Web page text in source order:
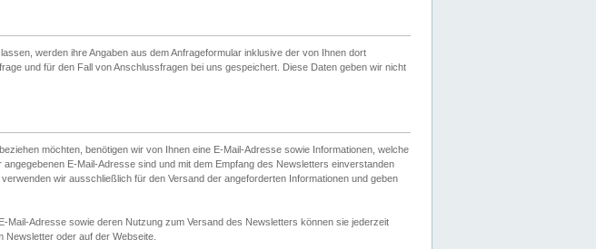
werden ihre Angaben aus dem Anfrageformular inklusive der von Ihnen dort
und für den Fall von Anschlussfragen bei uns gespeichert. Diese Daten geben wir nicht
möchten, benötigen wir von Ihnen eine E-Mail-Adresse sowie Informationen, welche
E-Mail-Adresse sind und mit dem Empfang des Newsletters einverstanden
wir ausschließlich für den Versand der angeforderten Informationen und geben
Mail-Adresse sowie deren Nutzung zum Versand des Newsletters können sie jederzeit
oder auf der Webseite.